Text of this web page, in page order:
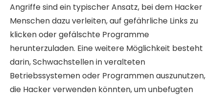
Angriffe sind ein typischer Ansatz, bei dem Hacker
Menschen dazu verleiten, auf gefährliche Links zu
klicken oder gefälschte Programme
herunterzuladen. Eine weitere Möglichkeit besteht
darin, Schwachstellen in veralteten
Betriebssystemen oder Programmen auszunutzen,
die Hacker verwenden könnten, um unbefugten